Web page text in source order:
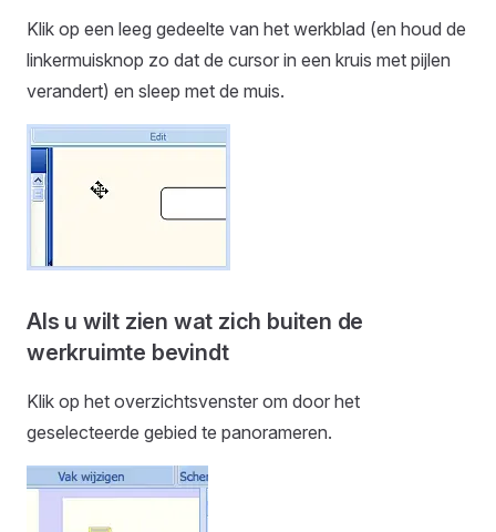
Klik op een leeg gedeelte van het werkblad (en houd de
linkermuisknop zo dat de cursor in een kruis met pijlen
verandert) en sleep met de muis.
Als u wilt zien wat zich buiten de
werkruimte bevindt
Klik op het overzichtsvenster om door het
geselecteerde gebied te panorameren.